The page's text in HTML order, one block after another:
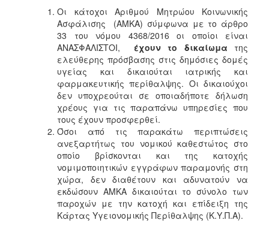
Οι κάτοχοι Αριθμού Μητρώου Κοινωνικής
Ασφάλισης (ΑΜΚΑ) σύμφωνα με το άρθρο
33 του νόμου 4368/2016 οι οποίοι είναι
ΑΝΑΣΦΑΛΙΣΤΟΙ, έχουν το δικαίωμα της
ελεύθερης πρόσβασης στις δημόσιες δομές
υγείας και δικαιούται ιατρικής και
φαρμακευτικής περίθαλψης. Οι δικαιούχοι
δεν υποχρεούται σε οποιαδήποτε δήλωση
χρέους για τις παραπάνω υπηρεσίες που
τους έχουν προσφερθεί.
Όσοι από τις παρακάτω περιπτώσεις
ανεξαρτήτως του νομικού καθεστώτος στο
οποίο βρίσκονται και της κατοχής
νομιμοποιητικών εγγράφων παραμονής στη
χώρα, δεν διαθέτουν και αδυνατούν να
εκδώσουν ΑΜΚΑ δικαιούται το σύνολο των
παροχών με την κατοχή και επίδειξη της
Κάρτας Υγειονομικής Περίθαλψης (Κ.Υ.Π.Α).